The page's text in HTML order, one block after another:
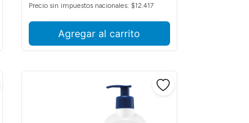
Precio sin impuestos nacionales: $12.417
Agregar al carrito